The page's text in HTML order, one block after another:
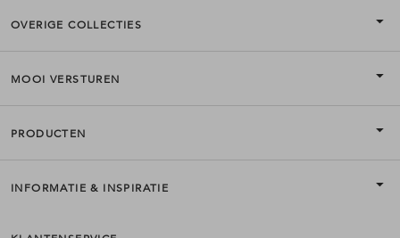
OVERIGE COLLECTIES
MOOI VERSTUREN
PRODUCTEN
INFORMATIE & INSPIRATIE